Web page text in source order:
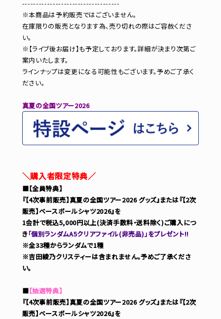
-----------------------------------
※本商品は予約販売ではございません。
在庫限りの販売となります為、売り切れの際はご容赦くださ
い。
※【ライブ後お届け】も予定しております。詳細が決まり次第ご
案内いたします。
ラインナップは変更になる可能性もございます。予めご了承く
ださい。
真夏の全国ツアー2026
＼購入者限定特典／
■【全員特典】
『【4次事前販売】真夏の全国ツアー2026 グッズ』または『【2次
販売】ベースボールシャツ2026』を
1会計で税込5,000円以上(決済手数料・送料除く)ご購入につ
き「個別ランダムA5クリアファイル(非売品)」をプレゼント!!
※全33種からランダムで1種
※吉田綾乃クリスティーは含まれません。予めご了承くださ
い。
■【抽選特典】
『【4次事前販売】真夏の全国ツアー2026 グッズ』または『【2次
販売】ベースボールシャツ2026』を